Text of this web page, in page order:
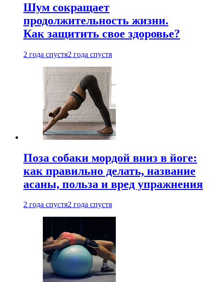
Шум сокращает
продолжительность жизни.
Как защитить свое здоровье?
2 года спустя2 года спустя
Поза собаки мордой вниз в йоге:
как правильно делать, название
асаны, польза и вред упражнения
2 года спустя2 года спустя